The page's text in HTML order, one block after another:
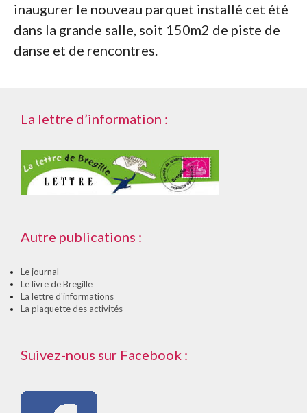
inaugurer le nouveau parquet installé cet été
dans la grande salle, soit 150m2 de piste de
danse et de rencontres.
La lettre d’information :
Autre publications :
Le journal
Le livre de Bregille
La lettre d'informations
La plaquette des activités
Suivez-nous sur Facebook :